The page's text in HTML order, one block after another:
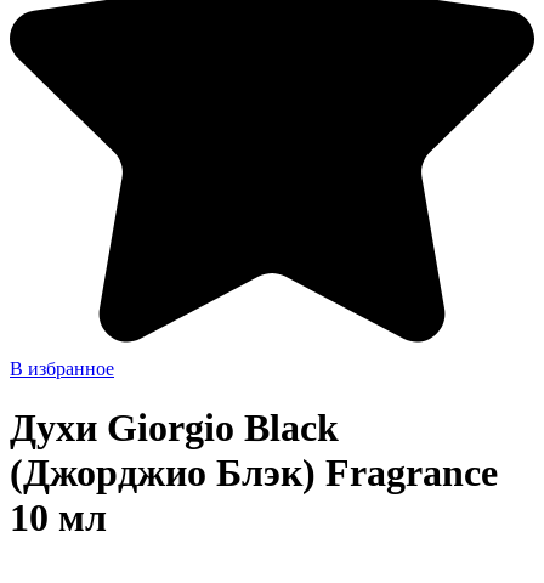
В избранное
Духи Giorgio Black
(Джорджио Блэк) Fragrance
10 мл